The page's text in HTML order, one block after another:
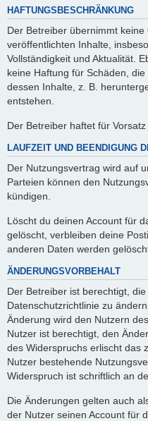
HAFTUNGSBESCHRÄNKUNG
Der Betreiber übernimmt
veröffentlichten Inhalte,
Vollständigkeit und Aktualität.
keine Haftung für Schäden,
dessen Inhalte, z. B.
entstehen.
Der Betreiber haftet für
LAUFZEIT UND BEENDIGUNG
Der Nutzungsvertrag wird auf
Parteien können den
kündigen.
Löscht du deinen Account für
gelöscht, verbleiben deine
anderen Daten werden
ÄNDERUNGSVORBEHALT
Der Betreiber ist berechtigt,
Datenschutzrichtlinie zu
Änderung wird den Nutzern
Nutzer ist berechtigt, den
des Widerspruchs erlischt das
Nutzer bestehende
Widerspruch ist schriftlich an
Die Änderungen gelten auch
der Nutzer seinen Account für